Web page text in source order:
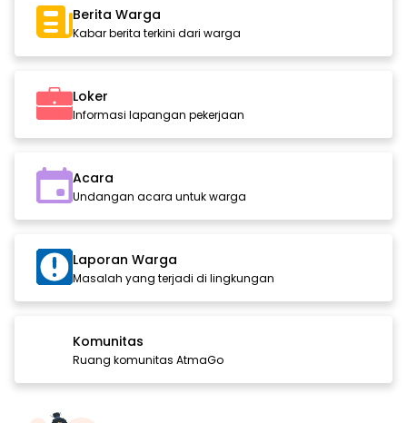
Berita Warga
Kabar berita terkini dari warga
Loker
Informasi lapangan pekerjaan
Acara
Undangan acara untuk warga
Laporan Warga
Masalah yang terjadi di lingkungan
Komunitas
Ruang komunitas AtmaGo